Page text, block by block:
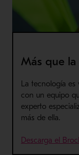
Más que la
La tecnología
con un equipo
experto
más de ella.
Descarga el